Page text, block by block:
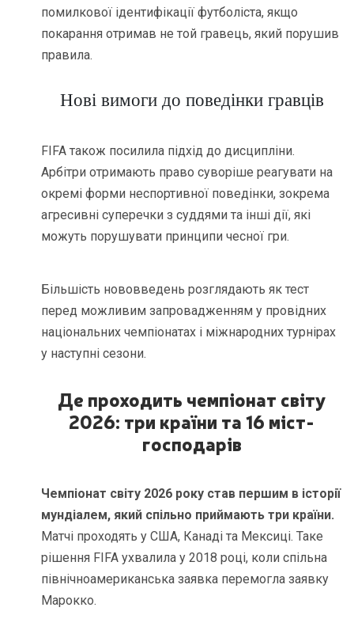
помилкової ідентифікації футболіста, якщо
покарання отримав не той гравець, який порушив
правила.
Нові вимоги до поведінки гравців
FIFA також посилила підхід до дисципліни.
Арбітри отримають право суворіше реагувати на
окремі форми неспортивної поведінки, зокрема
агресивні суперечки з суддями та інші дії, які
можуть порушувати принципи чесної гри.
Більшість нововведень розглядають як тест
перед можливим запровадженням у провідних
національних чемпіонатах і міжнародних турнірах
у наступні сезони.
Де проходить чемпіонат світу
2026: три країни та 16 міст-
господарів
Чемпіонат світу 2026 року став першим в історії
мундіалем, який спільно приймають три країни.
Матчі проходять у США, Канаді та Мексиці. Таке
рішення FIFA ухвалила у 2018 році, коли спільна
північноамериканська заявка перемогла заявку
Марокко.